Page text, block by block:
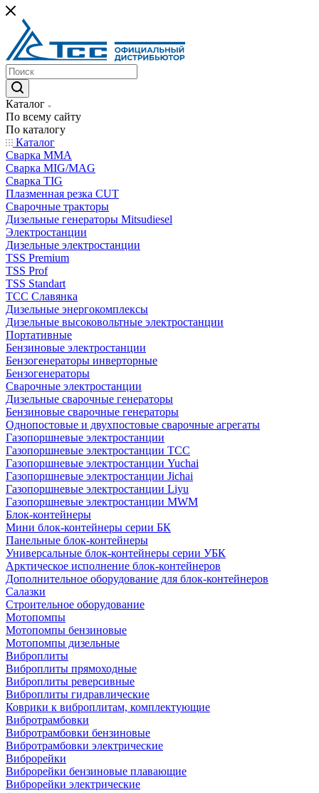
Каталог
По всему сайту
По каталогу
Каталог
Сварка MMA
Сварка MIG/MAG
Сварка TIG
Плазменная резка CUT
Сварочные тракторы
Дизельные генераторы Mitsudiesel
Электростанции
Дизельные электростанции
TSS Premium
TSS Prof
TSS Standart
ТСС Славянка
Дизельные энергокомплексы
Дизельные высоковольтные электростанции
Портативные
Бензиновые электростанции
Бензогенераторы инверторные
Бензогенераторы
Сварочные электростанции
Дизельные сварочные генераторы
Бензиновые сварочные генераторы
Однопостовые и двухпостовые сварочные агрегаты
Газопоршневые электростанции
Газопоршневые электростанции ТСС
Газопоршневые электростанции Yuchai
Газопоршневые электростанции Jichai
Газопоршневые электростанции Liyu
Газопоршневые электростанции MWM
Блок-контейнеры
Мини блок-контейнеры серии БК
Панельные блок-контейнеры
Универсальные блок-контейнеры серии УБК
Арктическое исполнение блок-контейнеров
Дополнительное оборудование для блок-контейнеров
Салазки
Строительное оборудование
Мотопомпы
Мотопомпы бензиновые
Мотопомпы дизельные
Виброплиты
Виброплиты прямоходные
Виброплиты реверсивные
Виброплиты гидравлические
Коврики к виброплитам, комплектующие
Вибротрамбовки
Вибротрамбовки бензиновые
Вибротрамбовки электрические
Виброрейки
Виброрейки бензиновые плавающие
Виброрейки электрические